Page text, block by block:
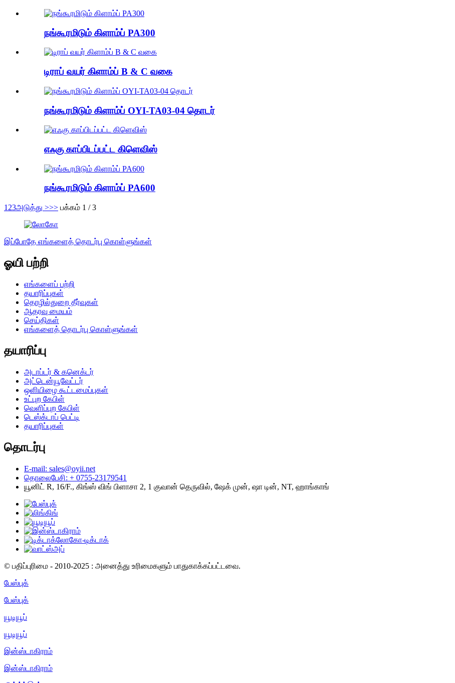
நங்கூரமிடும் கிளாம்ப் PA300
டிராப் வயர் கிளாம்ப் B & C வகை
நங்கூரமிடும் கிளாம்ப் OYI-TA03-04 தொடர்
எஃகு காப்பிடப்பட்ட கிளெவிஸ்
நங்கூரமிடும் கிளாம்ப் PA600
1 23அடுத்து >>> பக்கம் 1 / 3
இப்போதே எங்களைத் தொடர்பு கொள்ளுங்கள்
ஓயி பற்றி
எங்களைப் பற்றி
தயாரிப்புகள்
தொழில்துறை தீர்வுகள்
ஆதரவு மையம்
செய்திகள்
எங்களைத் தொடர்பு கொள்ளுங்கள்
தயாரிப்பு
அடாப்டர் & கனெக்டர்
அட்டென்யூவேட்டர்
ஒளியிழை கூட்டமைப்புகள்
உட்புற கேபிள்
வெளிப்புற கேபிள்
டெஸ்க்டாப் பெட்டி
தயாரிப்புகள்
தொடர்பு
E-mail: sales@oyii.net
தொலைபேசி: + 0755-23179541
யூனிட் R, 16/F., கிங்ஸ் விங் பிளாசா 2, 1 குவான் தெருவில், ஷேக் முன், ஷா டின், NT, ஹாங்காங்
© பதிப்புரிமை - 2010-2025 : அனைத்து உரிமைகளும் பாதுகாக்கப்பட்டவை.
பேஸ்புக்
பேஸ்புக்
யூடியூப்
யூடியூப்
இன்ஸ்டாகிராம்
இன்ஸ்டாகிராம்